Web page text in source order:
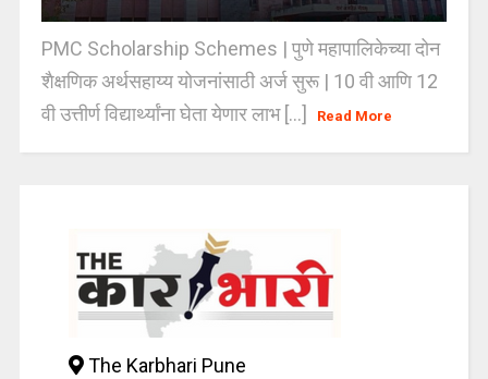
PMC Scholarship Schemes | पुणे महापालिकेच्या दोन
शैक्षणिक अर्थसहाय्य योजनांसाठी अर्ज सुरू | 10 वी आणि 12
वी उत्तीर्ण विद्यार्थ्यांना घेता येणार लाभ [...]
Read More
The Karbhari Pune